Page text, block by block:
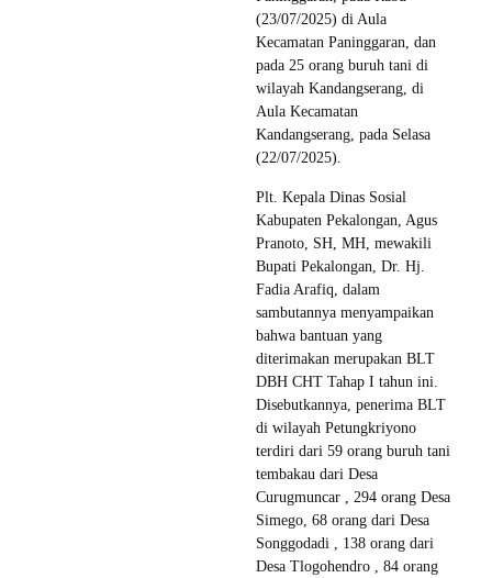
(23/07/2025) di Aula
Kecamatan Paninggaran, dan
pada 25 orang buruh tani di
wilayah Kandangserang, di
Aula Kecamatan
Kandangserang, pada Selasa
(22/07/2025).
Plt. Kepala Dinas Sosial
Kabupaten Pekalongan, Agus
Pranoto, SH, MH, mewakili
Bupati Pekalongan, Dr. Hj.
Fadia Arafiq, dalam
sambutannya menyampaikan
bahwa bantuan yang
diterimakan merupakan BLT
DBH CHT Tahap I tahun ini.
Disebutkannya, penerima BLT
di wilayah Petungkriyono
terdiri dari 59 orang buruh tani
tembakau dari Desa
Curugmuncar , 294 orang Desa
Simego, 68 orang dari Desa
Songgodadi , 138 orang dari
Desa Tlogohendro , 84 orang